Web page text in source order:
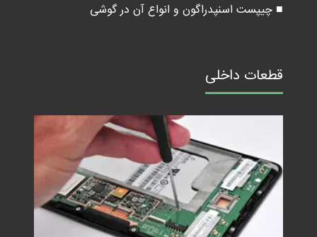
■ چیپست اسنپدراگون و انواع آن در گوشی
قطعات داخلی